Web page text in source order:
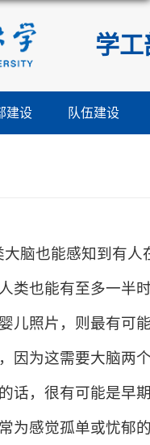
学工
建设 队伍建设
脑也能感知到有人
类也能有至多一半
儿照片，则最有可
因为这需要大脑两
话，很有可能是早
为感觉孤单或忧郁